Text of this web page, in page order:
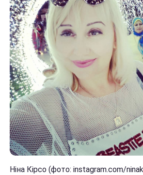
Ніна Кірсо (фото: instagram.com/